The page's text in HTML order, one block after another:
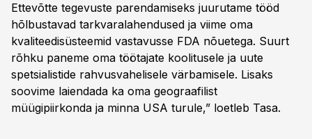
Ettevõtte tegevuste parendamiseks juurutame tööd
hõlbustavad tarkvaralahendused ja viime oma
kvaliteedisüsteemid vastavusse FDA nõuetega. Suurt
rõhku paneme oma töötajate koolitusele ja uute
spetsialistide rahvusvahelisele värbamisele. Lisaks
soovime laiendada ka oma geograafilist
müügipiirkonda ja minna USA turule,” loetleb Tasa.